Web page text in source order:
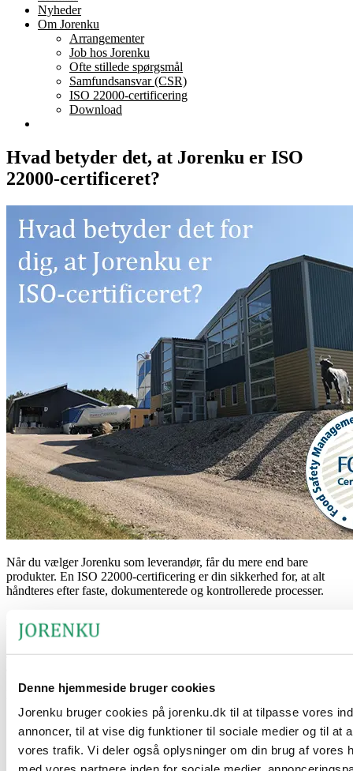
Denne hjemmeside bruger cookies
Jorenku bruger cookies på jorenku.dk til at tilpasse vores
annoncer, til at vise dig funktioner til sociale medier og til at
vores trafik. Vi deler også oplysninger om din brug af vores
Nyheder
Om Jorenku
Arrangementer
Job hos Jorenku
Ofte stillede spørgsmål
Samfundsansvar (CSR)
ISO 22000-certificering
Download
Hvad betyder det, at Jorenku er ISO
22000-certificeret?
Når du vælger Jorenku som leverandør, får du mere end bare
produkter. En ISO 22000-certificering er din sikkerhed for, at alt
håndteres efter faste, dokumenterede og kontrollerede processer.
Dokumentation, der ligger bag dine produkter
Jorenkus ISO 22000-certificering betyder, at produkterne er en del
Det giver:
Sporbarhed i hele værdikæden.
Ensartet kvalitet fra levering til levering.
Klare og faste arbejdsgange.